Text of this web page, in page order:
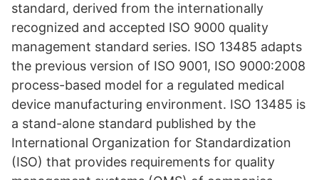
standard, derived from the internationally
recognized and accepted ISO 9000 quality
management standard series. ISO 13485 adapts
the previous version of ISO 9001, ISO 9000:2008
process-based model for a regulated medical
device manufacturing environment. ISO 13485 is
a stand-alone standard published by the
International Organization for Standardization
(ISO) that provides requirements for quality